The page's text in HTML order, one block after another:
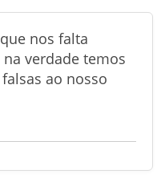
nos falta
verdade temos
ao nosso